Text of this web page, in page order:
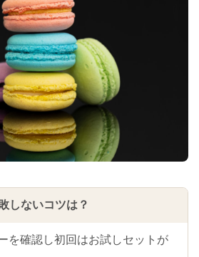
しないコツは？
を確認し初回はお試しセットが